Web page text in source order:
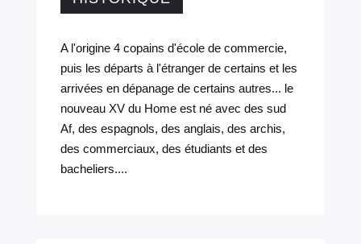
A l'origine 4 copains d'école de commercie,
puis les départs à l'étranger de certains et les
arrivées en dépanage de certains autres... le
nouveau XV du Home est né avec des sud
Af, des espagnols, des anglais, des archis,
des commerciaux, des étudiants et des
bacheliers....